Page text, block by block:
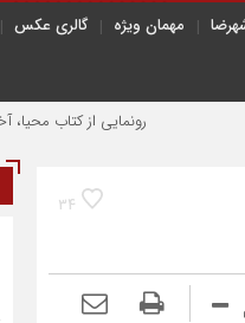
مهمان ویژه
گالری عکس
رونمایی از کتاب محیا، آخرین
34